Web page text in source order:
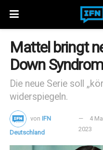
Mattel bringt
Down
Die neue Serie soll
widerspiegeln.
von IFN
Deutschland
4
2023